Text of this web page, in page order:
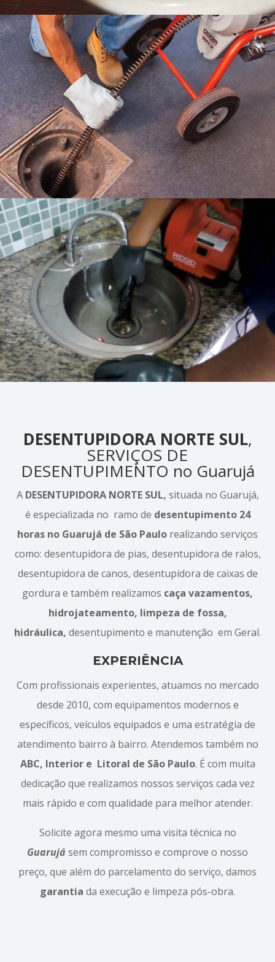
DESENTUPIDORA NORTE SUL,
SERVIÇOS DE
DESENTUPIMENTO no Guarujá
A DESENTUPIDORA NORTE SUL, situada no Guarujá,
é especializada no ramo de desentupimento 24
horas no Guarujá de São Paulo realizando serviços
como: desentupidora de pias, desentupidora de ralos,
desentupidora de canos, desentupidora de caixas de
gordura e também realizamos caça vazamentos,
hidrojateamento, limpeza de fossa,
hidráulica, desentupimento e manutenção em Geral.
EXPERIÊNCIA
Com profissionais experientes, atuamos no mercado
desde 2010, com equipamentos modernos e
específicos, veículos equipados e uma estratégia de
atendimento bairro à bairro. Atendemos também no
ABC, Interior e Litoral de São Paulo. É com muita
dedicação que realizamos nossos serviços cada vez
mais rápido e com qualidade para melhor atender.
Solicite agora mesmo uma visita técnica no
Guarujá sem compromisso e comprove o nosso
preço, que além do parcelamento do serviço, damos
garantia da execução e limpeza pós-obra.